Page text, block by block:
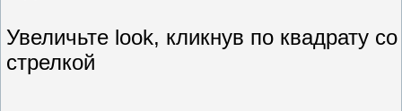
Увеличьте look, кликнув по квадрату со
стрелкой